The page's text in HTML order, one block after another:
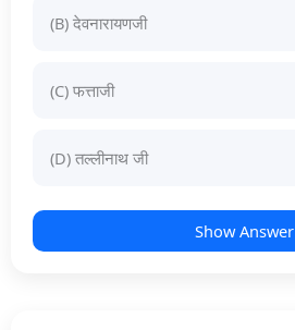
(B) देवनारायणजी
(C) फत्ताजी
(D) तल्लीनाथ जी
Show Answer